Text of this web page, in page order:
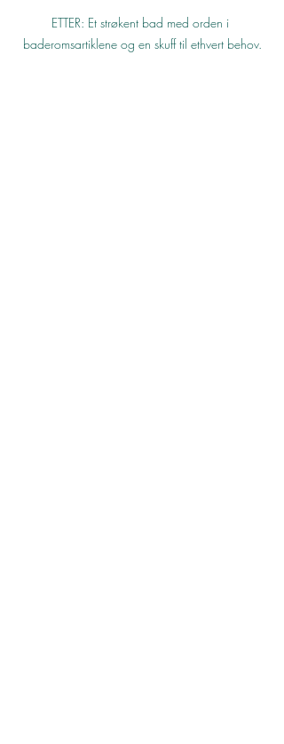
ETTER: Et strøkent bad med orden i
baderomsartiklene og en skuff til ethvert behov.